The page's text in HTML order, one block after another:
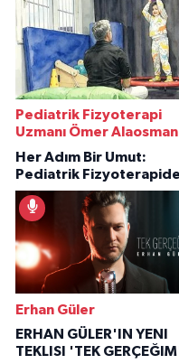
Pediatrik Fizyoterapi
Uzmanı Ömer Alaosman
Her Adım Bir Umut:
Pediatrik
İlham Veren Hikâyeler
Erhan Güler
ERHAN GÜLER'IN YENI
TEKLISI 'TEK